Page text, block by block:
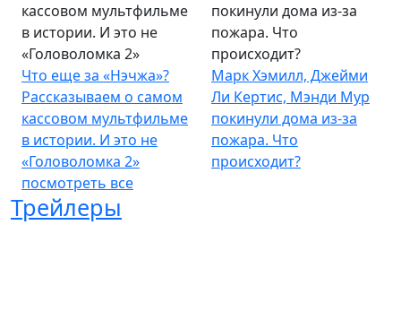
кассовом мультфильме
в истории. И это не
«Головоломка 2»
Что еще за «Нэчжа»?
Рассказываем о самом
кассовом мультфильме
в истории. И это не
«Головоломка 2»
покинули дома из-за
пожара. Что
происходит?
Марк Хэмилл, Джейми
Ли Кертис, Мэнди Мур
покинули дома из-за
пожара. Что
происходит?
посмотреть все
Трейлеры